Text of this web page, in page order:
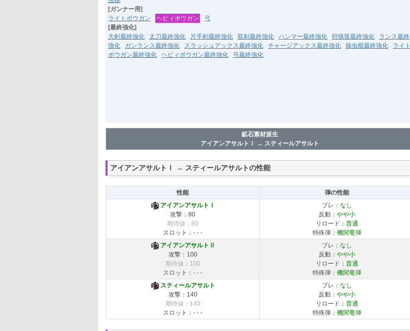
[ガンナー用]
ライトボウガン
ヘビィボウガン
弓
[最終強化]
大剣最終強化
太刀最終強化 片手剣最終強化 双剣最終強化 ハンマー最終強化 狩猟笛最終強化
ランス最終
強化
ガンランス最終強化 スラッシュアックス最終強化 チャージアックス最終強化 操虫棍最終強化
ライト
ボウガン最終強化
ヘビィボウガン最終強化 弓最終強化
鉱石素材派生
アイアンアサルトⅠ → スティールアサルト
アイアンアサルトⅠ → スティールアサルトの性能
性能
弾の性能
アイアンアサルトⅠ
攻撃：80
期待値：80
スロット：- - -
ブレ： なし
反動： やや小
リロード： 普通
特殊弾： 機関竜弾
アイアンアサルトⅡ
攻撃：100
期待値：100
スロット：- - -
ブレ： なし
反動： やや小
リロード： 普通
特殊弾： 機関竜弾
スティールアサルト
攻撃：140
期待値：140
スロット：- - -
ブレ： なし
反動： やや小
リロード： 普通
特殊弾： 機関竜弾